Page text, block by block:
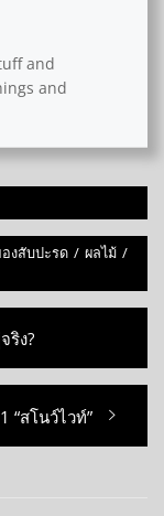
and
and
งสับปะรด / ผลไม้ /
ริง?
“สโนว์ไวท์”